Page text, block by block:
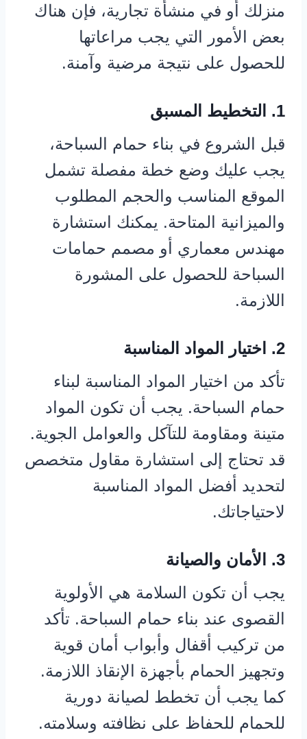
منزلك أو في منشأة تجارية، فإن هناك
بعض الأمور التي يجب مراعاتها
للحصول على نتيجة مرضية وآمنة.
1. التخطيط المسبق
قبل الشروع في بناء حمام السباحة،
يجب عليك وضع خطة مفصلة تشمل
الموقع المناسب والحجم المطلوب
والميزانية المتاحة. يمكنك استشارة
مهندس معماري أو مصمم حمامات
السباحة للحصول على المشورة
اللازمة.
2. اختيار المواد المناسبة
تأكد من اختيار المواد المناسبة لبناء
حمام السباحة. يجب أن تكون المواد
متينة ومقاومة للتآكل والعوامل الجوية.
قد تحتاج إلى استشارة مقاول متخصص
لتحديد أفضل المواد المناسبة
لاحتياجاتك.
3. الأمان والصيانة
يجب أن تكون السلامة هي الأولوية
القصوى عند بناء حمام السباحة. تأكد
من تركيب أقفال وأبواب أمان قوية
وتجهيز الحمام بأجهزة الإنقاذ اللازمة.
كما يجب أن تخطط لصيانة دورية
للحمام للحفاظ على نظافته وسلامته.